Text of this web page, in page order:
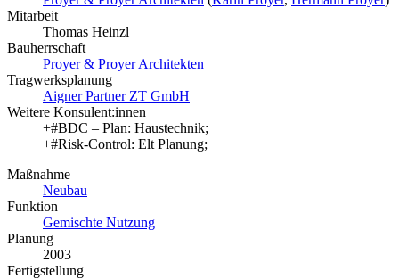
Mitarbeit
Thomas Heinzl
Bauherrschaft
Proyer & Proyer Architekten
Tragwerksplanung
Aigner Partner ZT GmbH
Weitere Konsulent:innen
+#BDC – Plan: Haustechnik;
+#Risk-Control: Elt Planung;
Maßnahme
Neubau
Funktion
Gemischte Nutzung
Planung
2003
Fertigstellung